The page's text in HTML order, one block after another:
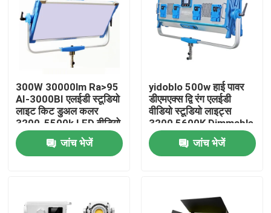
उत्पाद
वीडियो
हमारे बारे में
कारखाने का दौरा
गुणवत्ता नियंत्रण
300W 30000lm Ra>95
AI-3000BI एलईडी स्टूडियो
लाइट किट डुअल कलर
3200-5500k LED वीडियो
लाइट 300w S60
जांच भेजें
yidoblo 500w हाई पावर
डीएमएक्स द्वि रंग एलईडी
वीडियो स्टूडियो लाइट्स
3200 5600K Dimmable
सॉफ्ट एलईडी पैनल लाइट
S120
जांच भेजें